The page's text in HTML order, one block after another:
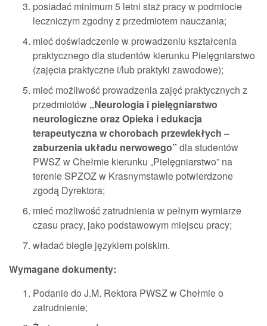
posiadać minimum 5 letni staż pracy w podmiocie
leczniczym zgodny z przedmiotem nauczania;
mieć doświadczenie w prowadzeniu kształcenia
praktycznego dla studentów kierunku Pielęgniarstwo
(zajęcia praktyczne i/lub praktyki zawodowe);
mieć możliwość prowadzenia zajęć praktycznych z
przedmiotów „Neurologia i pielęgniarstwo
neurologiczne oraz Opieka i edukacja
terapeutyczna w chorobach przewlekłych –
zaburzenia układu nerwowego” dla studentów
PWSZ w Chełmie kierunku „Pielęgniarstwo” na
terenie SPZOZ w Krasnymstawie potwierdzone
zgodą Dyrektora;
mieć możliwość zatrudnienia w pełnym wymiarze
czasu pracy, jako podstawowym miejscu pracy;
władać biegle językiem polskim.
Wymagane dokumenty:
Podanie do J.M. Rektora PWSZ w Chełmie o
zatrudnienie;